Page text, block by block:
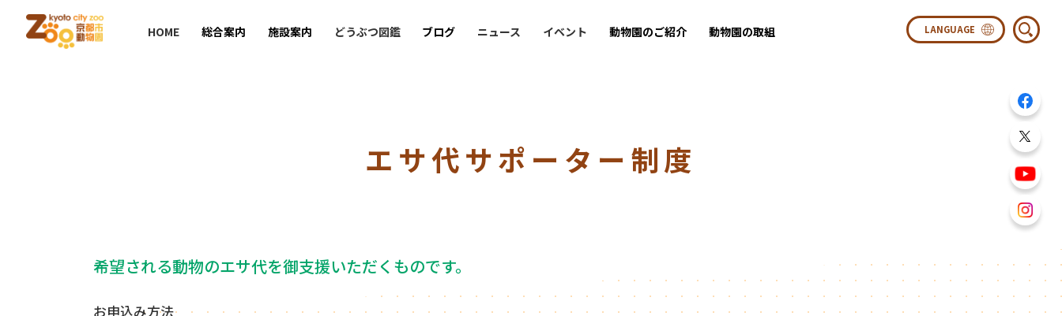
HOME 総合案内 施設案内 どうぶつ図鑑 ブログ ニュース イベント 動物園のご紹介 動物園の取組
エサ代サポーター制度
希望される動物のエサ代を御支援いただくものです。
お申込み方法